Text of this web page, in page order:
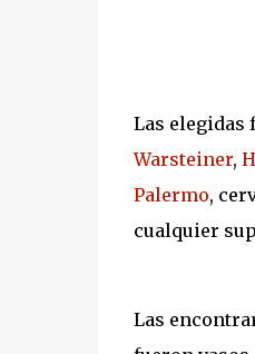
Las elegidas
Warsteiner,
Palermo,
cualquier
Las